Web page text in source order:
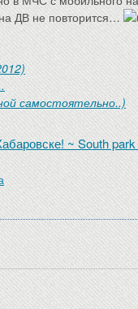
ДВ не повторится…
самостоятельно..)
~ South